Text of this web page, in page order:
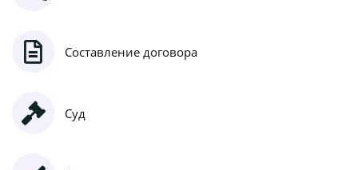
Составление договора
Суд